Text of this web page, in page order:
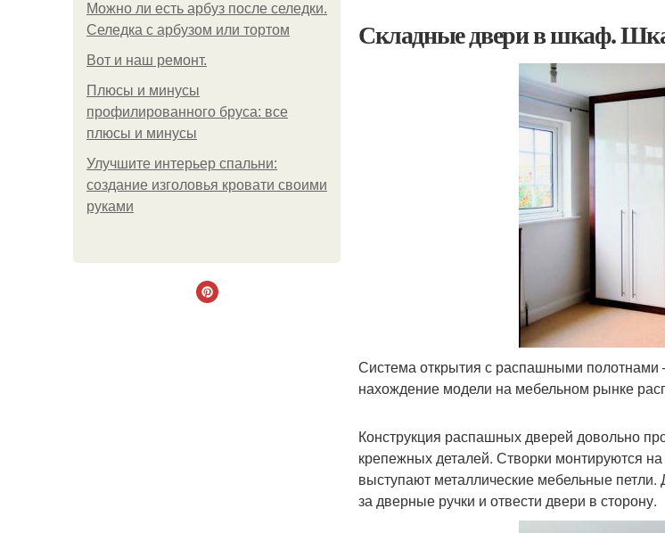
Можно ли есть арбуз после селедки.
Селедка с арбузом или тортом
Boт и наш ремoнт.
Плюсы и минусы
профилированного бруса: все
плюсы и минусы
Улучшите интерьер спальни:
создание изголовья кровати своими
руками
Складные двери в шкаф.
Система открытия с распашными полотнами
нахождение модели на мебельном рынке
Конструкция распашных дверей довольно
крепежных деталей. Створки монтируются
выступают металлические мебельные
за дверные ручки и отвести двери в сторону.